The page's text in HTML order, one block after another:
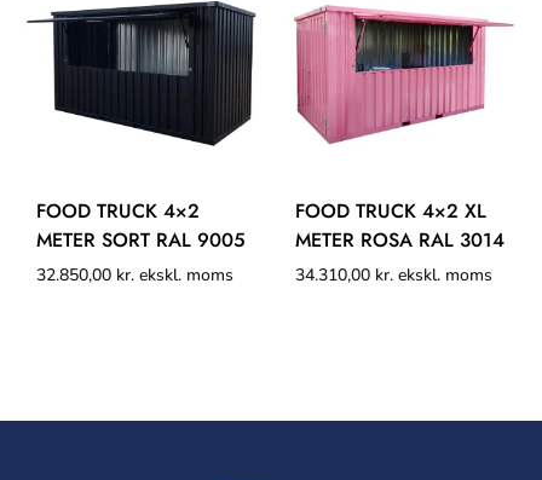
FOOD TRUCK 4×2
METER SORT RAL 9005
32.850,00 kr. ekskl. moms
FOOD TRUCK 4×2 XL
METER ROSA RAL 3014
34.310,00 kr. ekskl. moms